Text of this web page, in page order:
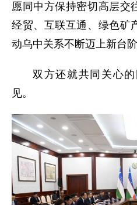
愿同中方保持密切高层交
经贸、互联互通、绿色矿
动乌中关系不断迈上新台阶
双方还就共同关心
见。